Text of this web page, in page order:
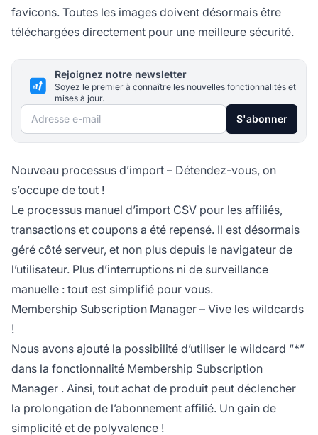
favicons. Toutes les images doivent désormais être
téléchargées directement pour une meilleure sécurité.
Rejoignez notre newsletter
Soyez le premier à connaître les nouvelles fonctionnalités et
mises à jour.
Adresse e-mail S'abonner
Nouveau processus d’import – Détendez-vous, on
s’occupe de tout !
Le processus manuel d’import CSV pour les affiliés,
transactions et coupons a été repensé. Il est désormais
géré côté serveur, et non plus depuis le navigateur de
l’utilisateur. Plus d’interruptions ni de surveillance
manuelle : tout est simplifié pour vous.
Membership Subscription Manager – Vive les wildcards
!
Nous avons ajouté la possibilité d’utiliser le wildcard “*”
dans la fonctionnalité Membership Subscription
Manager . Ainsi, tout achat de produit peut déclencher
la prolongation de l’abonnement affilié. Un gain de
simplicité et de polyvalence !